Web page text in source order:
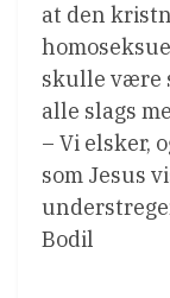
at den
skulle være
alle slags
– Vi elsker,
som Jesus
Bodil